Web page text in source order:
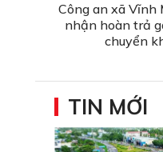
Công an xã Vĩnh
nhận hoàn trả
chuyển
TIN MỚI